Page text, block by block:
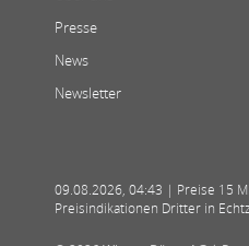
Presse
News
Newsletter
09.08.2026, 04:43 | Preise 15
Preisindikationen Dritter in